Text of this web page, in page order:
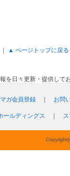
▲ ページトップに戻る
を日々更新・提供してお
ガ会員登録 お問
ールディングス